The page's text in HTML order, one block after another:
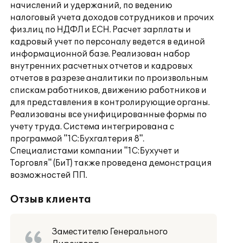
начислений и удержаний, по ведению
налоговый учета доходов сотрудников и прочих
физ.лиц по НДФЛ и ЕСН. Расчет зарплаты и
кадровый учет по персоналу ведется в единой
информационной базе. Реализован набор
внутренних расчетных отчетов и кадровых
отчетов в разрезе аналитики по произвольным
спискам работников, движению работников и
для представления в контролирующие органы.
Реализованы все унифицированные формы по
учету труда. Система интегрирована с
программой "1С:Бухгалтерия 8".
Специалистами компании "1С:Бухучет и
Торговля" (БиТ) также проведена демонстрация
возможностей ПП.
Отзыв клиента
Заместителю Генерального